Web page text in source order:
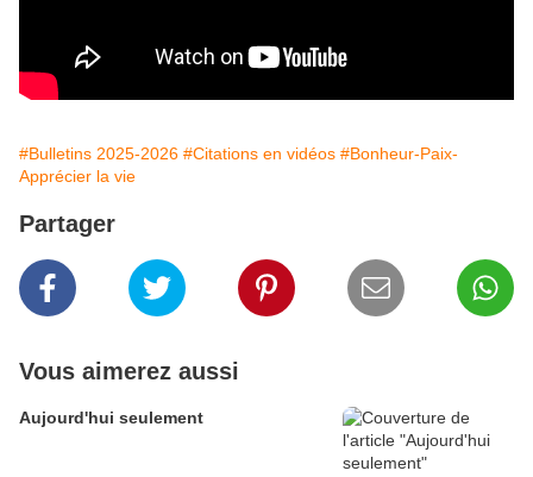
#Bulletins 2025-2026 #Citations en vidéos #Bonheur-Paix-
Apprécier la vie
Partager
Vous aimerez aussi
Aujourd'hui seulement